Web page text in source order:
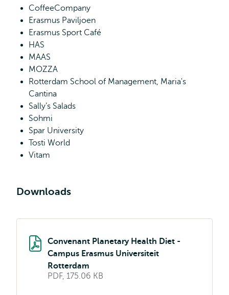
CoffeeCompany
Erasmus Paviljoen
Erasmus Sport Café
HAS
MAAS
MOZZA
Rotterdam School of Management, Maria's
Cantina
Sally’s Salads
Sohmi
Spar University
Tosti World
Vitam
Downloads
Convenant Planetary Health Diet -
Campus Erasmus Universiteit
Rotterdam
PDF, 175.06 KB